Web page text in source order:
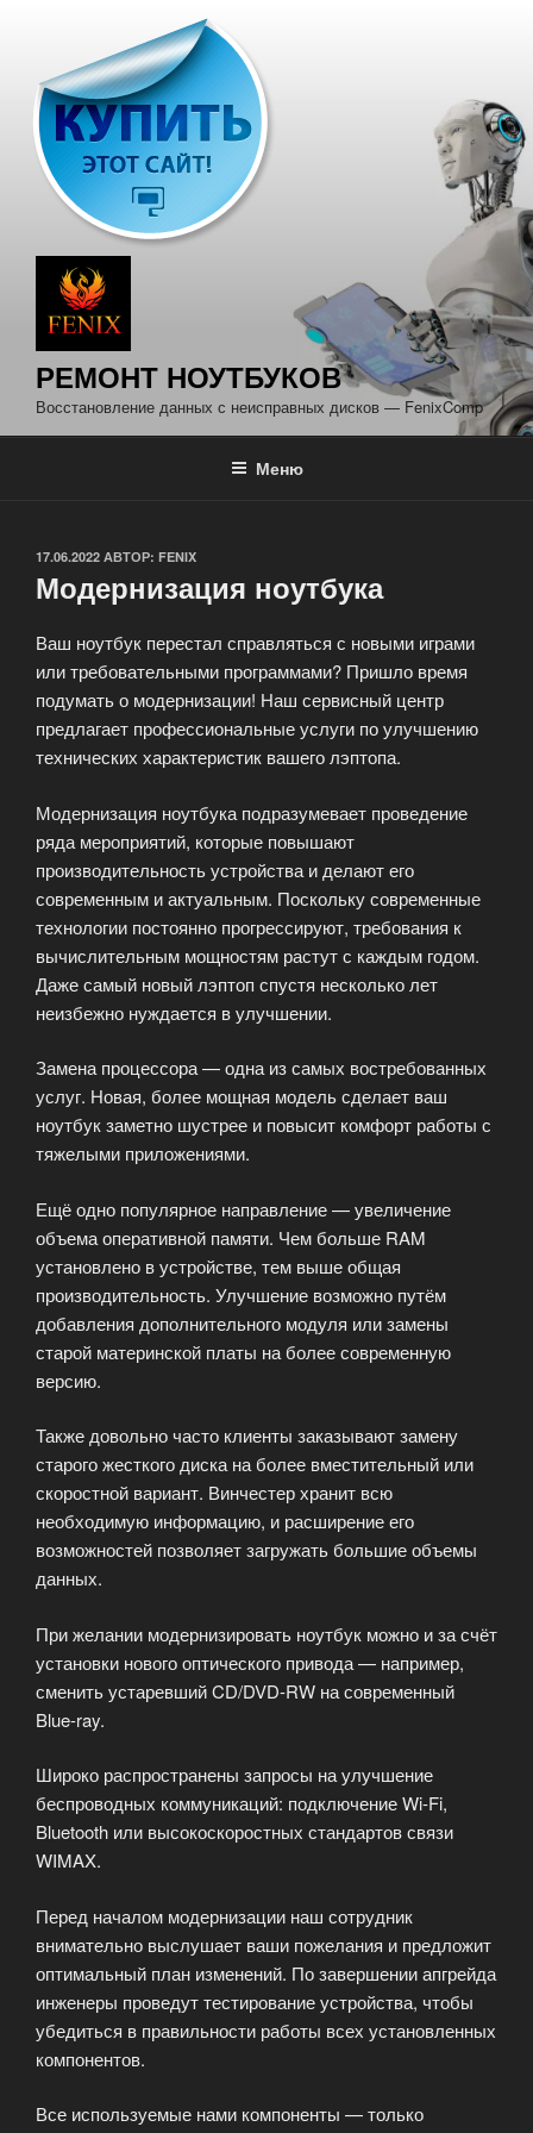
содержимому
РЕМОНТ НОУТБУКОВ
Восстановление данных с неисправных дисков — FenixComp
Меню
ОПУБЛИКОВАНО
17.06.2022 АВТОР: FENIX
Модернизация ноутбука
Ваш ноутбук перестал справляться с новыми играми
или требовательными программами? Пришло время
подумать о модернизации! Наш сервисный центр
предлагает профессиональные услуги по улучшению
технических характеристик вашего лэптопа.
Модернизация ноутбука подразумевает проведение
ряда мероприятий, которые повышают
производительность устройства и делают его
современным и актуальным. Поскольку современные
технологии постоянно прогрессируют, требования к
вычислительным мощностям растут с каждым годом.
Даже самый новый лэптоп спустя несколько лет
неизбежно нуждается в улучшении.
Замена процессора — одна из самых востребованных
услуг. Новая, более мощная модель сделает ваш
ноутбук заметно шустрее и повысит комфорт работы с
тяжелыми приложениями.
Ещё одно популярное направление — увеличение
объема оперативной памяти. Чем больше RAM
установлено в устройстве, тем выше общая
производительность. Улучшение возможно путём
добавления дополнительного модуля или замены
старой материнской платы на более современную
версию.
Также довольно часто клиенты заказывают замену
старого жесткого диска на более вместительный или
скоростной вариант. Винчестер хранит всю
необходимую информацию, и расширение его
возможностей позволяет загружать большие объемы
данных.
При желании модернизировать ноутбук можно и за счёт
установки нового оптического привода — например,
сменить устаревший CD/DVD-RW на современный
Blue-ray.
Широко распространены запросы на улучшение
беспроводных коммуникаций: подключение Wi-Fi,
Bluetooth или высокоскоростных стандартов связи
WIMAX.
Перед началом модернизации наш сотрудник
внимательно выслушает ваши пожелания и предложит
оптимальный план изменений. По завершении апгрейда
инженеры проведут тестирование устройства, чтобы
убедиться в правильности работы всех установленных
компонентов.
Все используемые нами компоненты — только